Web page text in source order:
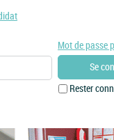
Rester
Mot de passe